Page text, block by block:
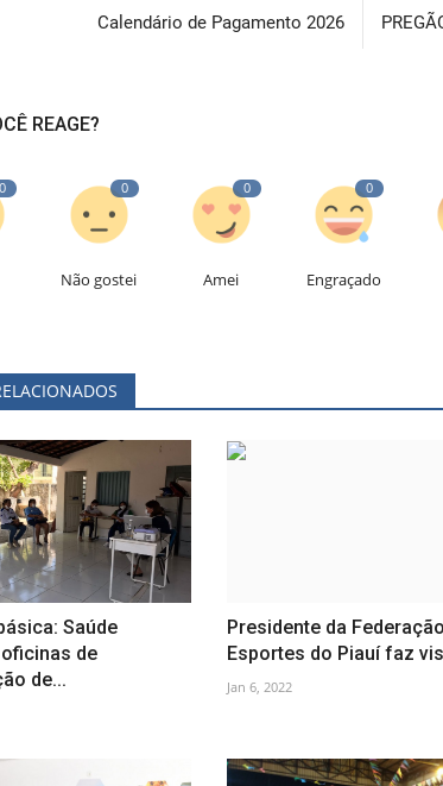
Calendário de Pagamento 2026
REAGE?
0 0
Não gostei
0
Amei
0
Engraçado
Saúde
de
de...
Presidente da
Esportes do Piauí faz
Jan 6, 2022